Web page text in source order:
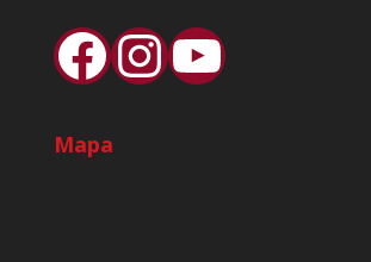
Facebook
Instagram
YouTube
Mapa